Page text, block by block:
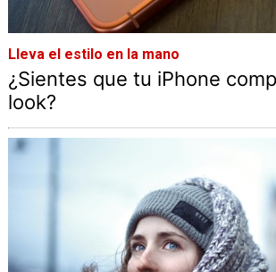
Lleva el estilo en la mano
¿Sientes que tu iPhone
look?